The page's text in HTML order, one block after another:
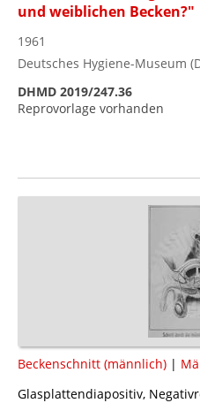
und weiblichen Becken?"
1961
Deutsches Hygiene-Museum
DHMD 2019/247.36
Reprovorlage vorhanden
Beckenschnitt (männlich) |
Glasplattendiapositiv,